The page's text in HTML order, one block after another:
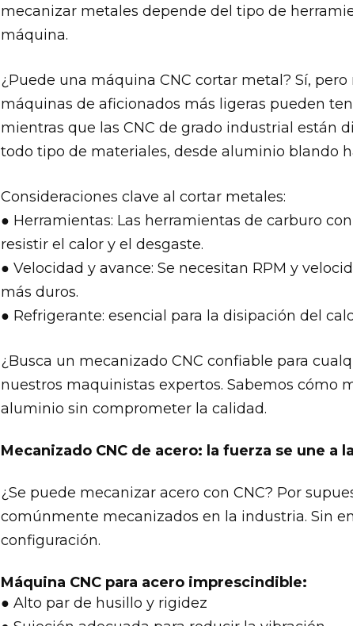
mecanizar metales depende del tipo de
máquina.
¿Puede una máquina CNC cortar metal? Sí,
máquinas de aficionados más ligeras pueden
mientras que las CNC de grado industrial están
todo tipo de materiales, desde aluminio blando
Consideraciones clave al cortar metales:
● Herramientas: Las herramientas de carburo
resistir el calor y el desgaste.
● Velocidad y avance: Se necesitan RPM y
más duros.
● Refrigerante: esencial para la disipación del
¿Busca un mecanizado CNC confiable para
nuestros maquinistas expertos. Sabemos cómo
aluminio sin comprometer la calidad.
Mecanizado CNC de acero: la fuerza se une a
¿Se puede mecanizar acero con CNC? Por
comúnmente mecanizados en la industria. Sin
configuración.
Máquina CNC para acero imprescindible:
● Alto par de husillo y rigidez